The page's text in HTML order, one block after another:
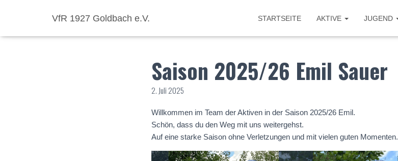
VfR 1927 Goldbach e.V. STARTSEITE AKTIVE JUGEND
Saison 2025/26 Emil Sauer
2. Juli 2025
Willkommen im Team der Aktiven in der Saison 2025/26 Emil.
Schön, dass du den Weg mit uns weitergehst.
Auf eine starke Saison ohne Verletzungen und mit vielen guten Momenten.